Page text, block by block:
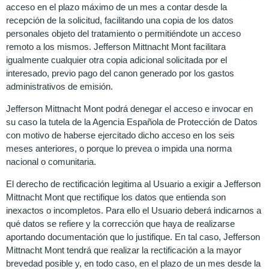
acceso en el plazo máximo de un mes a contar desde la
recepción de la solicitud, facilitando una copia de los datos
personales objeto del tratamiento o permitiéndote un acceso
remoto a los mismos. Jefferson Mittnacht Mont facilitara
igualmente cualquier otra copia adicional solicitada por el
interesado, previo pago del canon generado por los gastos
administrativos de emisión.
Jefferson Mittnacht Mont podrá denegar el acceso e invocar en
su caso la tutela de la Agencia Española de Protección de Datos
con motivo de haberse ejercitado dicho acceso en los seis
meses anteriores, o porque lo prevea o impida una norma
nacional o comunitaria.
El derecho de rectificación legitima al Usuario a exigir a Jefferson
Mittnacht Mont que rectifique los datos que entienda son
inexactos o incompletos. Para ello el Usuario deberá indicarnos a
qué datos se refiere y la corrección que haya de realizarse
aportando documentación que lo justifique. En tal caso, Jefferson
Mittnacht Mont tendrá que realizar la rectificación a la mayor
brevedad posible y, en todo caso, en el plazo de un mes desde la